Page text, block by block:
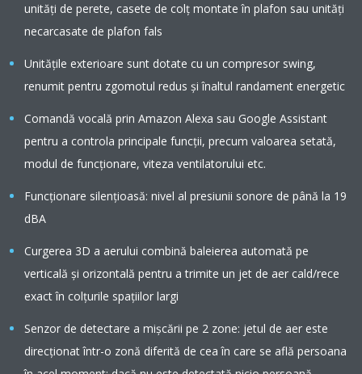
unităţi de perete, casete de colţ montate în plafon sau unităţi
necarcasate de plafon fals
Unităţile exterioare sunt dotate cu un compresor swing,
renumit pentru zgomotul redus şi înaltul randament energetic
Comandă vocală prin Amazon Alexa sau Google Assistant
pentru a controla principale funcții, precum valoarea setată,
modul de funcționare, viteza ventilatorului etc.
Funcționare silențioasă: nivel al presiunii sonore de până la 19
dBA
Curgerea 3D a aerului combină baleierea automată pe
verticală şi orizontală pentru a trimite un jet de aer cald/rece
exact în colţurile spaţiilor largi
Senzor de detectare a mișcării pe 2 zone: jetul de aer este
direcţionat într-o zonă diferită de cea în care se află persoana